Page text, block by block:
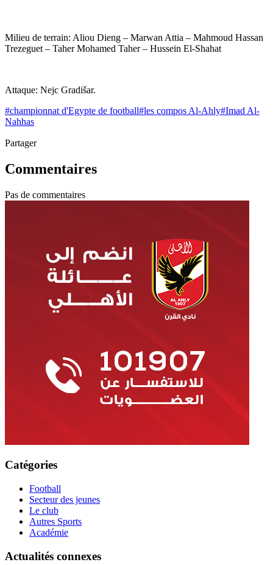
Milieu de terrain: Aliou Dieng – Marwan Attia – Mahmoud Hassan
Trezeguet – Taher Mohamed Taher – Hussein El-Shahat
Attaque: Nejc Gradišar.
#championnat d'Egypte de football#les compos Al-Ahly#Imad Al-
Nahhas
Partager
Commentaires
Pas de commentaires
Catégories
Football
Secteur des jeunes
Le club
Autres Sports
Académie
Actualités connexes